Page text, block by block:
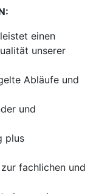
einen
unserer
Abläufe und
und
plus
fachlichen und